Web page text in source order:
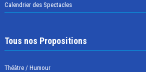
Calendrier des Spectacles
Tous nos Propositions
Théâtre / Humour